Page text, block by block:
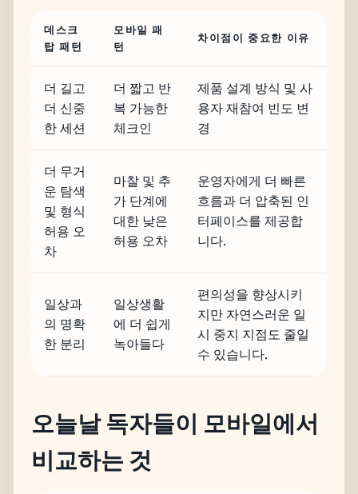
데스크
탑 패턴
모바일 패
턴
차이점이 중요한 이유
더 길고
더 신중
한 세션
더 짧고 반
복 가능한
체크인
제품 설계 방식 및 사
용자 재참여 빈도 변
경
더 무거
운 탐색
및 형식
허용 오
차
마찰 및 추
가 단계에
대한 낮은
허용 오차
운영자에게 더 빠른
흐름과 더 압축된 인
터페이스를 제공합
니다.
일상과
의 명확
한 분리
일상생활
에 더 쉽게
녹아들다
편의성을 향상시키
지만 자연스러운 일
시 중지 지점도 줄일
수 있습니다.
오늘날 독자들이 모바일에서
비교하는 것